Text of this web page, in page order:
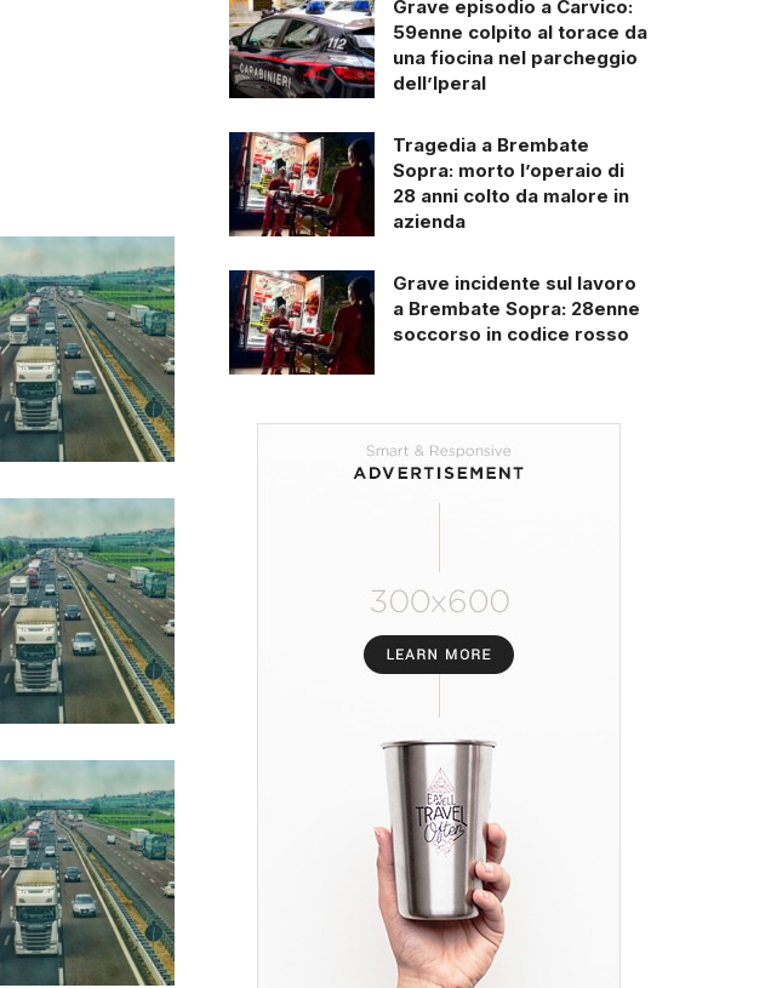
Grave episodio a Carvico:
59enne colpito al torace da
una fiocina nel parcheggio
dell’Iperal
Tragedia a Brembate
Sopra: morto l’operaio di
28 anni colto da malore in
azienda
Grave incidente sul lavoro
a Brembate Sopra: 28enne
soccorso in codice rosso